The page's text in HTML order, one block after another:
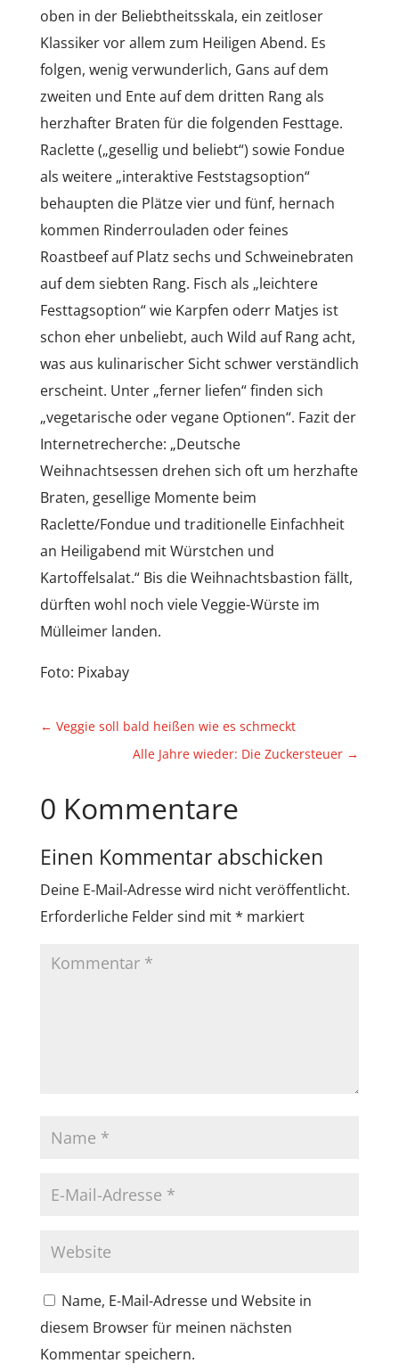
oben in der Beliebtheitsskala, ein zeitloser
Klassiker vor allem zum Heiligen Abend. Es
folgen, wenig verwunderlich, Gans auf dem
zweiten und Ente auf dem dritten Rang als
herzhafter Braten für die folgenden Festtage.
Raclette („gesellig und beliebt“) sowie Fondue
als weitere „interaktive Feststagsoption“
behaupten die Plätze vier und fünf, hernach
kommen Rinderrouladen oder feines
Roastbeef auf Platz sechs und Schweinebraten
auf dem siebten Rang. Fisch als „leichtere
Festtagsoption“ wie Karpfen oderr Matjes ist
schon eher unbeliebt, auch Wild auf Rang acht,
was aus kulinarischer Sicht schwer verständlich
erscheint. Unter „ferner liefen“ finden sich
„vegetarische oder vegane Optionen“. Fazit der
Internetrecherche: „Deutsche
Weihnachtsessen drehen sich oft um herzhafte
Braten, gesellige Momente beim
Raclette/Fondue und traditionelle Einfachheit
an Heiligabend mit Würstchen und
Kartoffelsalat.“ Bis die Weihnachtsbastion fällt,
dürften wohl noch viele Veggie-Würste im
Mülleimer landen.
Foto: Pixabay
← Veggie soll bald heißen wie es schmeckt
Alle Jahre wieder: Die Zuckersteuer →
0 Kommentare
Einen Kommentar abschicken
Deine E-Mail-Adresse wird nicht veröffentlicht.
Erforderliche Felder sind mit* markiert
Name, E-Mail-Adresse und Website in
diesem Browser für meinen nächsten
Kommentar speichern.